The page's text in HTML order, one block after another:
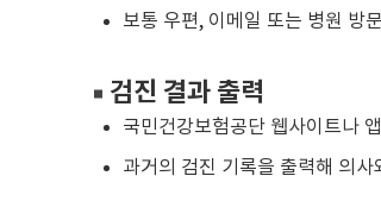
보통 우편, 이메일 또는 병원 방
검진 결과 출력
국민건강보험공단 웹사이트나
과거의 검진 기록을 출력해 의